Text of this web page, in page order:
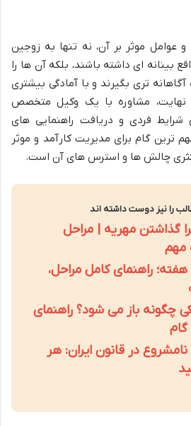
عوامل موثر بر آن، نه تنها به زوجین
بینانه ای داشته باشند، بلکه آن ها را
تری بگیرند و با آمادگی بیشتری
نهایت، مشاوره با یک وکیل متخصص
شرایط فردی و دریافت راهنمایی های
ترین گام برای مدیریت کارآمد و موثر
چالش ها و استرس های آن است.
را نیز دوست داشته اند
گذاشتن مهریه | مراحل
مهم
سقط جنین ۱۶ هفته؛ راهنمای کامل مراحل،
چگونه باز می شود؟ راهنمای
در قانون ایران: هر